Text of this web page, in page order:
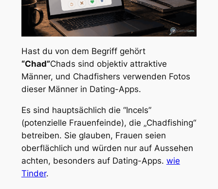
Hast du von dem Begriff gehört
“Chad”Chads sind objektiv attraktive
Männer, und Chadfishers verwenden Fotos
dieser Männer in Dating-Apps.
Es sind hauptsächlich die “Incels”
(potenzielle Frauenfeinde), die „Chadfishing“
betreiben. Sie glauben, Frauen seien
oberflächlich und würden nur auf Aussehen
achten, besonders auf Dating-Apps. wie
Tinder.